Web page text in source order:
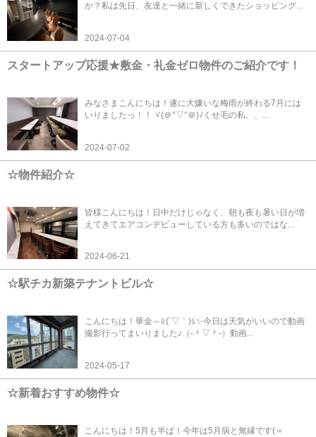
か？私は先日、友達と一緒に新しくできたショッピング...
2024-07-04
スタートアップ応援★敷金・礼金ゼロ物件のご紹介です！
みなさまこんにちは！遂に大嫌いな梅雨が終わる7月には
いりましたっ！！ヾ(＠°▽°＠)ﾉくせ毛の私、、...
2024-07-02
☆物件紹介☆
皆様こんにちは！日中だけじゃなく、朝も夜も暑い日が増
えてきてエアコンデビューしている方も多いのではな...
2024-06-21
☆駅チカ新築テナントビル☆
こんにちは！華金～≧(´▽｀)≦✨今日は天気がいいので動画
撮影行ってまいりました♪（‐＾▽＾‐）動画...
2024-05-17
☆新着おすすめ物件☆
こんにちは！5月も半ば！今年は5月病と無縁です(＝